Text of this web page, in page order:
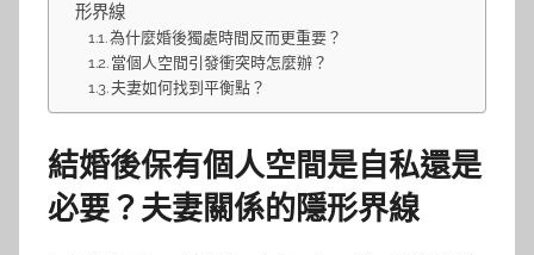
形界線
為什麼婚後獨處時間反而更重要？
當個人空間引發衝突時怎麼辦？
夫妻如何找到平衡點？
結婚後保有個人空間是自私還是
必要？夫妻關係的隱形界線